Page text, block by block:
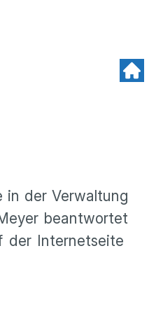
in der Verwaltung
beantwortet
der Internetseite